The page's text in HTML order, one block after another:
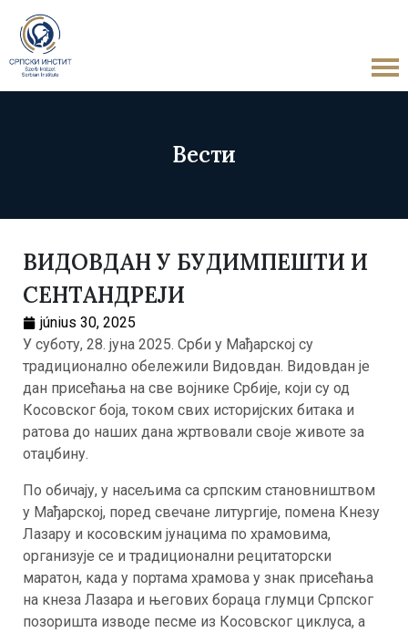
Вести
ВИДОВДАН У БУДИМПЕШТИ И
СЕНТАНДРЕЈИ
június 30, 2025
У суботу, 28. јуна 2025. Срби у Мађарској су
традиционално обележили Видовдан. Видовдан је
дан присећања на све војнике Србије, који су од
Косовског боја, током свих историјских битака и
ратова до наших дана жртвовали своје животе за
отаџбину.
По обичају, у насељима са српским становништвом
у Мађарској, поред свечане литургије, помена Кнезу
Лазару и косовским јунацима по храмовима,
организује се и традиционални рецитаторски
маратон, када у портама храмова у знак присећања
на кнеза Лазара и његових бораца глумци Српског
позоришта изводе песме из Косовског циклуса, а